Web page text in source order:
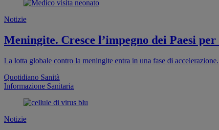
Notizie
Meningite. Cresce l’impegno dei Paesi
La lotta globale contro la meningite entra in una fase di
Quotidiano Sanità
Informazione Sanitaria
Notizie